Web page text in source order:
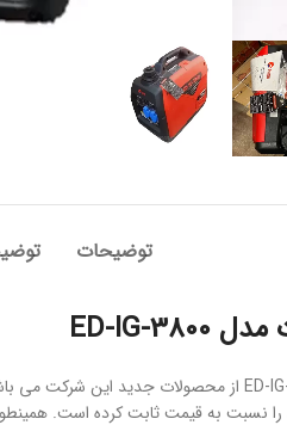
توضیحات